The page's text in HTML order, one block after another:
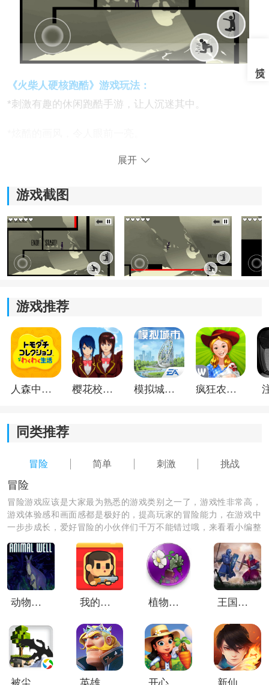
《火柴人硬核跑酷》游戏玩法：
*刺激有趣的休闲跑酷手游，让人沉迷其中。
*躲避各种障碍和陷阱，挑战你的反应速度。
*简单易懂的玩法，让你上手就能畅快玩耍。
《火柴人硬核跑酷》游戏特色：
1.愉悦的音乐，让游戏更加有趣。
3.挑战五条生命，谨慎过关，考验你的技巧。
4.多样的升级场景和角色选择，让你体验不同的游戏乐
趣。
《火柴人硬核跑酷》游戏测评：
1)黑白简约风格，独特而特别。
展开
游戏截图
游戏推荐
人森中文版 樱花校园模拟器1.048.00中文版 模拟城市我是巿长联机版 疯狂农场3美国派19
同类推荐
冒险 简单 刺激 挑战
冒险
冒险游戏应该是大家最为熟悉的游戏类别之一了，游戏性非常高，
游戏体验感和画面感都是极好的，提高玩家的冒险能力，在游戏中
一步步成长，爱好冒险的小伙伴们千万不能错过哦，来看看小编整
动物井移植版 我的火车防御 植物大战僵尸乐pad版 王国冲突战斗模拟